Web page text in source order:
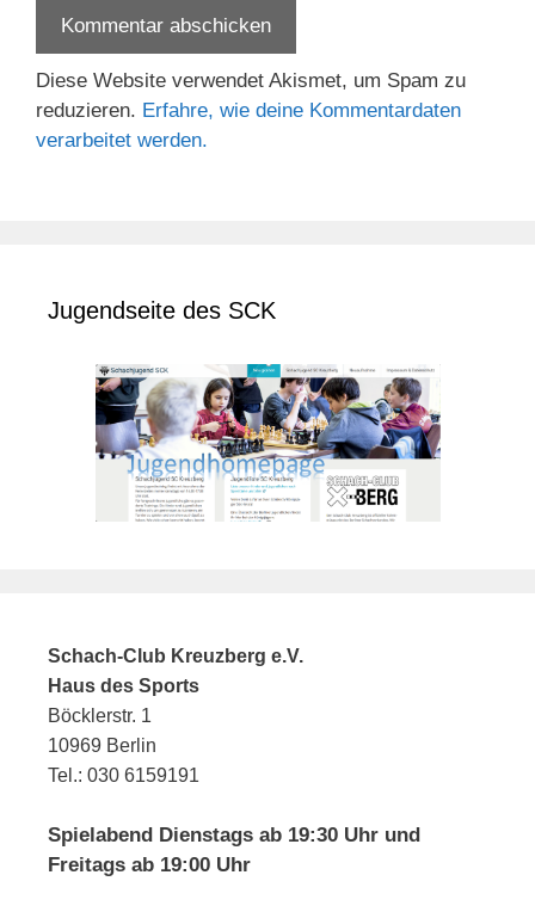
Diese Website verwendet Akismet, um Spam zu
reduzieren. Erfahre, wie deine Kommentardaten
verarbeitet werden.
Jugendseite des SCK
Schach-Club Kreuzberg e.V.
Haus des Sports
Böcklerstr. 1
10969 Berlin
Tel.: 030 6159191
Spielabend Dienstags ab 19:30 Uhr und
Freitags ab 19:00 Uhr